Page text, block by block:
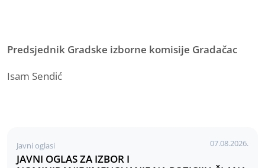
Predsjednik Gradske izborne komisije Gradačac
Isam Sendić
Javni oglasi 07.08.2026.
JAVNI OGLAS ZA IZBOR I